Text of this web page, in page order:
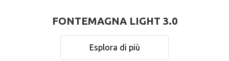
FONTEMAGNA LIGHT 3.0
Esplora di più